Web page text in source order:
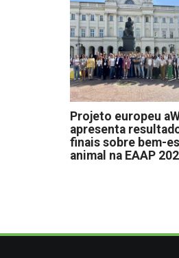
Projeto europeu
apresenta
finais sobre bem-
animal na EAAP